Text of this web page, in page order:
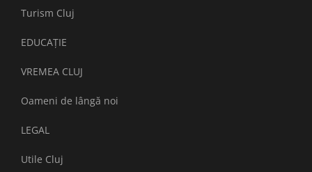
Turism Cluj
EDUCAȚIE
VREMEA CLUJ
Oameni de lângă noi
LEGAL
Utile Cluj